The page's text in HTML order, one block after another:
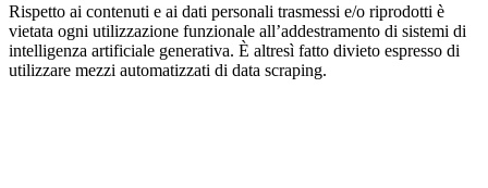
Rispetto ai contenuti e ai dati personali trasmessi e/o riprodotti è
vietata ogni utilizzazione funzionale all’addestramento di sistemi di
intelligenza artificiale generativa. È altresì fatto divieto espresso di
utilizzare mezzi automatizzati di data scraping.